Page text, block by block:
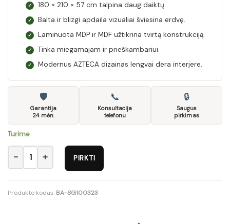
✓ 180 × 210 × 57 cm talpina daug daiktų.
✓ Balta ir blizgi apdaila vizualiai šviesina erdvę.
✓ Laminuota MDP ir MDF užtikrina tvirtą konstrukciją.
✓ Tinka miegamajam ir prieškambariui.
✓ Modernus AZTECA dizainas lengvai dera interjere.
🛡
Garantija
24 mėn.
📞
Konsultacija
telefonu
🔒
Saugus
pirkimas
Turime
produkto kiekis: Spinta AZTECA SZF3D/21/18
PIRKTI
Produkto kodas: BA-SG100323